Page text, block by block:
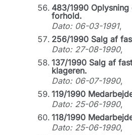
483/1990
forhold.
Dato: 06-03-1991,
256/1990 Salg af
Dato: 27-08-1990,
137/1990 Salg af
klageren.
Dato: 06-07-1990,
119/1990
Dato: 25-06-1990,
118/1990
Dato: 25-06-1990,